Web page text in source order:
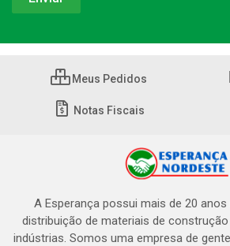
Meus Pedidos
Notas Fiscais
A Esperança possui mais de 20 anos
distribuição de materiais de
indústrias. Somos uma empresa de